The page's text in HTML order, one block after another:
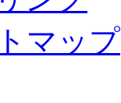
マップ